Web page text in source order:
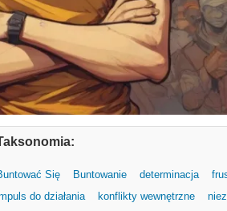
Się Buntowanie determinacja
do działania
konflikty wewnętrzne